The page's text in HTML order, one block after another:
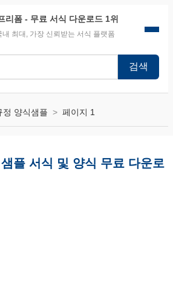
리폼 - 무료 서식 다운로드 1위
내 최대, 가장 신뢰받는 서식 플랫폼
검색
정 양식샘플 페이지 1
플 서식 및 양식 무료 다운로